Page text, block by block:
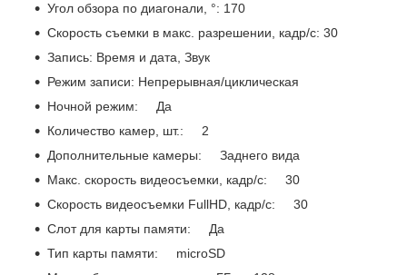
Угол обзора по диагонали, °: 170
Скорость съемки в макс. разрешении, кадр/с: 30
Запись: Время и дата, Звук
Режим записи: Непрерывная/циклическая
Ночной режим: Да
Количество камер, шт.: 2
Дополнительные камеры: Заднего вида
Макс. скорость видеосъемки, кадр/с: 30
Скорость видеосъемки FullHD, кадр/с: 30
Слот для карты памяти: Да
Тип карты памяти: microSD